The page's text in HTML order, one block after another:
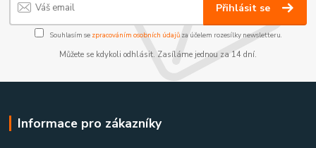
Přihlásit se
Souhlasím se zpracováním osobních údajůza účelem rozesílky newsletteru.
Můžete se kdykoli odhlásit. Zasíláme jednou za 14 dní.
Informace pro zákazníky